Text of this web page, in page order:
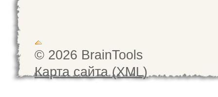
© 2026 BrainTools
Карта сайта (XML)